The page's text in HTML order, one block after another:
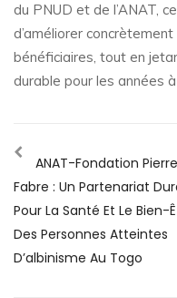
du PNUD et de l’ANAT,
d’améliorer
bénéficiaires, tout en
durable pour les années
ANAT-Fondation Pierre
Fabre : Un Partenariat
Pour La Santé Et Le Bien-
Des Personnes Atteintes
D’albinisme Au Togo